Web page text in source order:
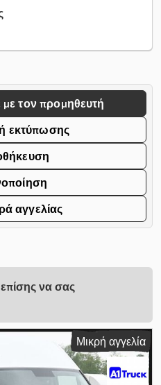
τον προμηθευτή
εκτύπωσης
αγγελίας
επίσης να σας
Μικρή αγγελία